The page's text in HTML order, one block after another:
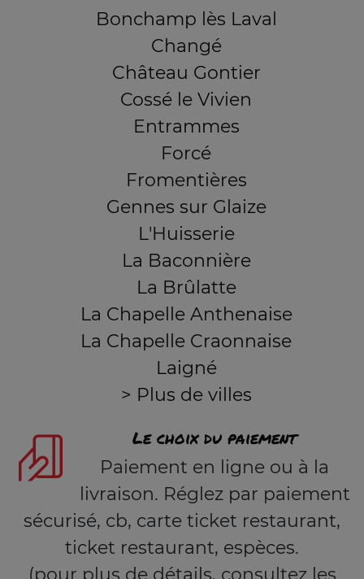
Bonchamp lès Laval
Changé
Château Gontier
Cossé le Vivien
Entrammes
Forcé
Fromentières
Gennes sur Glaize
L'Huisserie
La Baconnière
La Brûlatte
La Chapelle Anthenaise
La Chapelle Craonnaise
Laigné
> Plus de villes
Le choix du paiement
Paiement en ligne ou à la
livraison. Réglez par paiement
sécurisé, cb, carte ticket restaurant,
ticket restaurant, espèces.
(pour plus de détails, consultez les